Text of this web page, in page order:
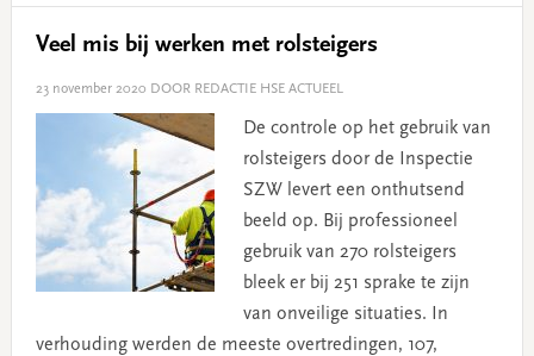
Veel mis bij werken met rolsteigers
23 november 2020 DOOR REDACTIE HSE ACTUEEL
De controle op het gebruik van
rolsteigers door de Inspectie
SZW levert een onthutsend
beeld op. Bij professioneel
gebruik van 270 rolsteigers
bleek er bij 251 sprake te zijn
van onveilige situaties. In
verhouding werden de meeste overtredingen, 107,